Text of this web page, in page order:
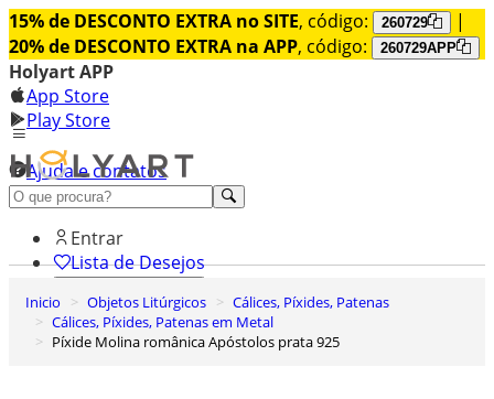
15% de DESCONTO EXTRA no SITE, código: 260729
|
20% de DESCONTO EXTRA na APP, código: 260729APP
Holyart APP
App Store
Play Store
Ajuda e contatos
Conheça premium
Entrar
Lista de Desejos
0
Carrinho de Compras
Inicio Objetos Litúrgicos
Cálices, Píxides, Patenas
Cálices, Píxides, Patenas em Metal
Píxide Molina românica Apóstolos prata 925